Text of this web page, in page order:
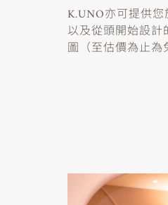
K.UNO亦可提供
以及從頭開始設
圖（至估價為止